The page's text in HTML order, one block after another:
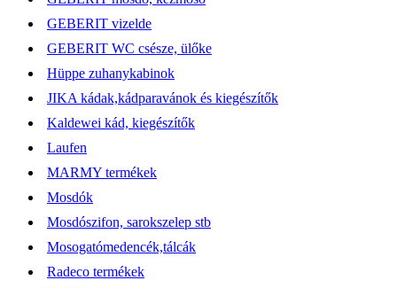
GEBERIT vizelde
GEBERIT WC csésze, ülőke
Hüppe zuhanykabinok
JIKA kádak,kádparavánok és kiegészítők
Kaldewei kád, kiegészítők
Laufen
MARMY termékek
Mosdók
Mosdószifon, sarokszelep stb
Mosogatómedencék,tálcák
Radeco termékek